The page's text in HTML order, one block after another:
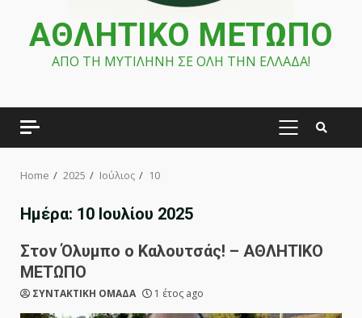
ΑΘΛΗΤΙΚΟ ΜΕΤΩΠΟ
ΑΠΟ ΤΗ ΜΥΤΙΛΗΝΗ ΣΕ ΟΛΗ ΤΗΝ ΕΛΛΑΔΑ!
PRIMARY
Home 2025 Ιούλιος 10
Ημέρα: 10 Ιουλίου 2025
Στον Όλυμπο ο Καλουτσάς! – ΑΘΛΗΤΙΚΟ
ΜΕΤΩΠΟ
ΣΥΝΤΑΚΤΙΚΗ ΟΜΑΔΑ 1 έτος ago